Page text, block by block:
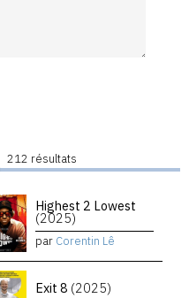
212 résultats
Highest 2 Lowest
(2025)
par Corentin Lê
Exit 8 (2025)